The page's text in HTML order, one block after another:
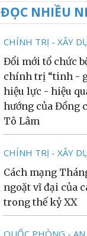
ĐỌC NHIỀU
CHÍNH TRỊ - XÂY
Đổi mới tổ chức
chính trị “tinh -
hiệu lực - hiệu
hướng của Đồng
Tô Lâm
CHÍNH TRỊ - XÂY
Cách mạng
ngoặt vĩ đại của
trong thế kỷ XX
QUỐC PHÒNG -